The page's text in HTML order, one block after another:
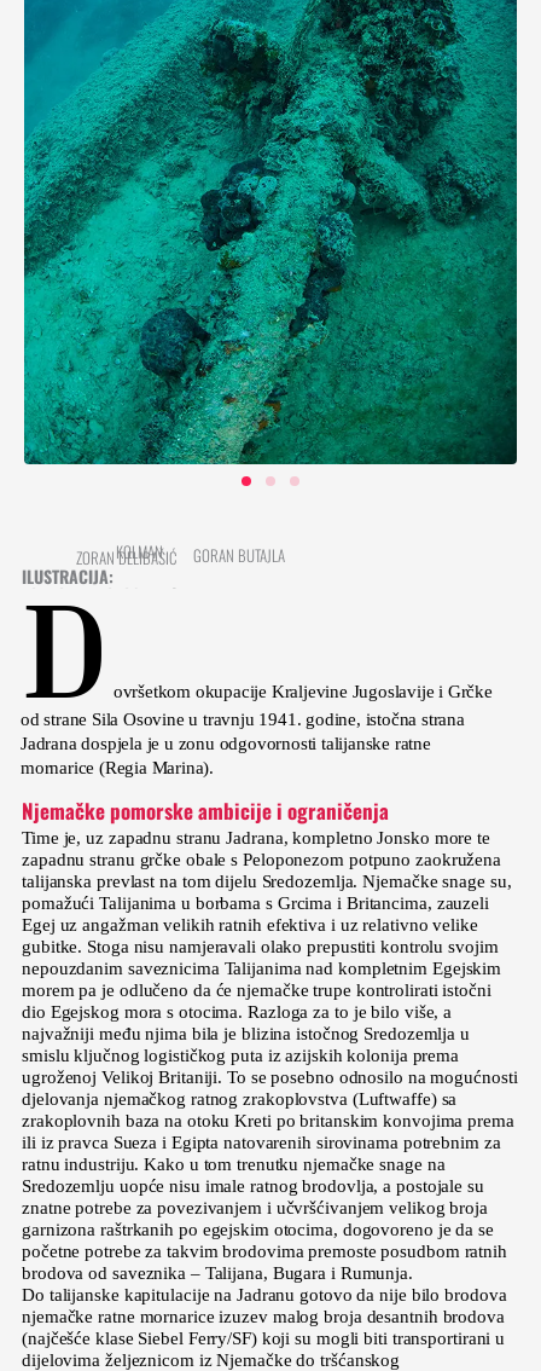
AUTOR:
ZORAN DELIBAŠIĆ
PODVODNE FOTOGRAFIJE:
GORAN BUTAJLA
ILUSTRACIJA:
KOLMAN
D
ovršetkom okupacije Kraljevine Jugoslavije i Grčke
od strane Sila Osovine u travnju 1941. godine, istočna strana
Jadrana dospjela je u zonu odgovornosti talijanske ratne
mornarice (Regia Marina).
Njemačke pomorske ambicije i ograničenja
Time je, uz zapadnu stranu Jadrana, kompletno Jonsko more te
zapadnu stranu grčke obale s Peloponezom potpuno zaokružena
talijanska prevlast na tom dijelu Sredozemlja. Njemačke snage su,
pomažući Talijanima u borbama s Grcima i Britancima, zauzeli
Egej uz angažman velikih ratnih efektiva i uz relativno velike
gubitke. Stoga nisu namjeravali olako prepustiti kontrolu svojim
nepouzdanim saveznicima Talijanima nad kompletnim Egejskim
morem pa je odlučeno da će njemačke trupe kontrolirati istočni
dio Egejskog mora s otocima. Razloga za to je bilo više, a
najvažniji među njima bila je blizina istočnog Sredozemlja u
smislu ključnog logističkog puta iz azijskih kolonija prema
ugroženoj Velikoj Britaniji. To se posebno odnosilo na mogućnosti
djelovanja njemačkog ratnog zrakoplovstva (Luftwaffe) sa
zrakoplovnih baza na otoku Kreti po britanskim konvojima prema
ili iz pravca Sueza i Egipta natovarenih sirovinama potrebnim za
ratnu industriju. Kako u tom trenutku njemačke snage na
Sredozemlju uopće nisu imale ratnog brodovlja, a postojale su
znatne potrebe za povezivanjem i učvršćivanjem velikog broja
garnizona raštrkanih po egejskim otocima, dogovoreno je da se
početne potrebe za takvim brodovima premoste posudbom ratnih
brodova od saveznika – Talijana, Bugara i Rumunja.
Do talijanske kapitulacije na Jadranu gotovo da nije bilo brodova
njemačke ratne mornarice izuzev malog broja desantnih brodova
(najčešće klase Siebel Ferry/SF) koji su mogli biti transportirani u
dijelovima željeznicom iz Njemačke do tršćanskog